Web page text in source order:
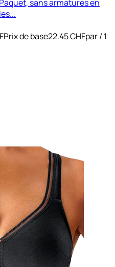
sans armatures en
Prix de base22.45 CHFpar/ 1